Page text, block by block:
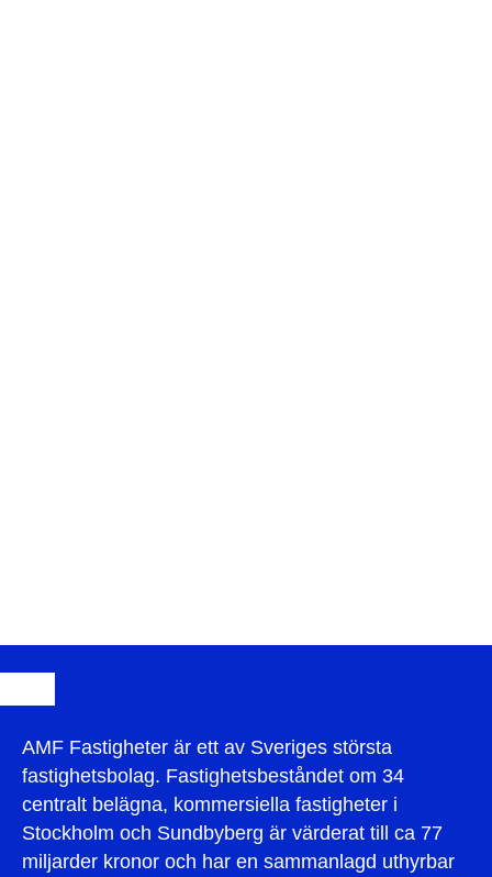
AMF Fastigheter är ett av Sveriges största
fastighetsbolag. Fastighetsbeståndet om 34
centralt belägna, kommersiella fastigheter i
Stockholm och Sundbyberg är värderat till ca 77
miljarder kronor och har en sammanlagd uthyrbar